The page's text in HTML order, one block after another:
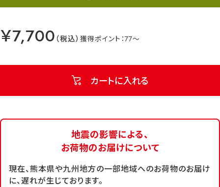
￥7,700 77
カートに入れる
地震の影響による、
お荷物のお届けについて
現在、熊本県や九州地方の一部地域へのお荷物のお届け
に、遅れが生じております。